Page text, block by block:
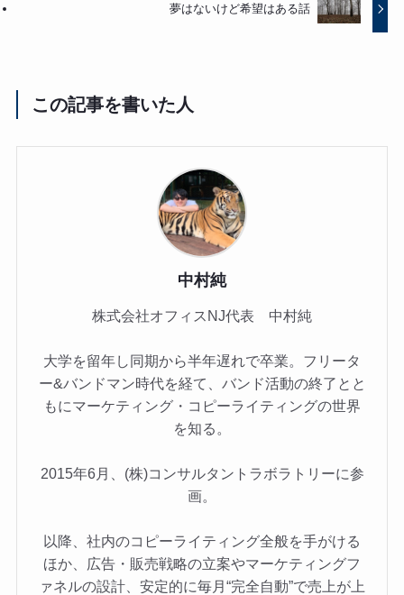
夢はないけど希望はある話
この記事を書いた人
中村純
株式会社オフィスNJ代表 中村純
大学を留年し同期から半年遅れで卒業。フリータ
ー&バンドマン時代を経て、バンド活動の終了とと
もにマーケティング・コピーライティングの世界
を知る。
2015年6月、(株)コンサルタントラボラトリーに参
画。
以降、社内のコピーライティング全般を手がける
ほか、広告・販売戦略の立案やマーケティングフ
ァネルの設計、安定的に毎月“完全自動”で売上が上